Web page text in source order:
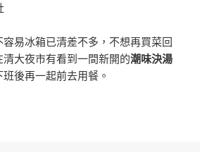
易冰箱已清差不多，不想再買菜回
大夜市有看到一間新開的潮味決湯
班後再一起前去用餐。
決 湯滷合作社 新竹清大分社 清大夜市 多